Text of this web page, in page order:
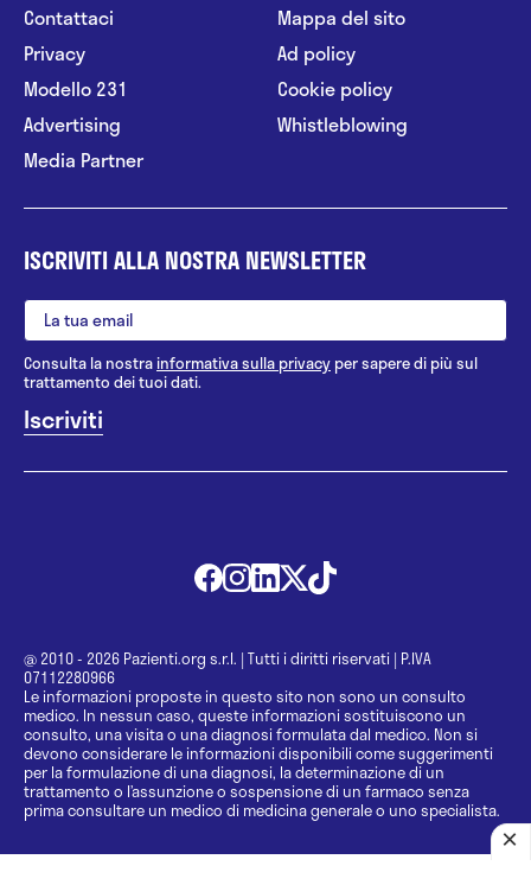
Contattaci
Privacy
Modello 231
Advertising
Media Partner
Mappa del sito
Ad policy
Cookie policy
Whistleblowing
ISCRIVITI ALLA NOSTRA NEWSLETTER
Consulta la nostrainformativa sulla privacy per sapere di più sul
trattamento dei tuoi dati.
@ 2010 - 2026 Pazienti.org s.r.l. | Tutti i diritti riservati | P.IVA
07112280966
Le informazioni proposte in questo sito non sono un consulto
medico. In nessun caso, queste informazioni sostituiscono un
consulto, una visita o una diagnosi formulata dal medico. Non si
devono considerare le informazioni disponibili come suggerimenti
per la formulazione di una diagnosi, la determinazione di un
trattamento o l’assunzione o sospensione di un farmaco senza
prima consultare un medico di medicina generale o uno specialista.